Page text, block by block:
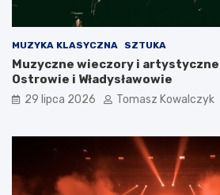
MUZYKA KLASYCZNA SZTUKA
Muzyczne wieczory i
Ostrowie i Władysławowie
29 lipca 2026 Tomasz Kowalczyk